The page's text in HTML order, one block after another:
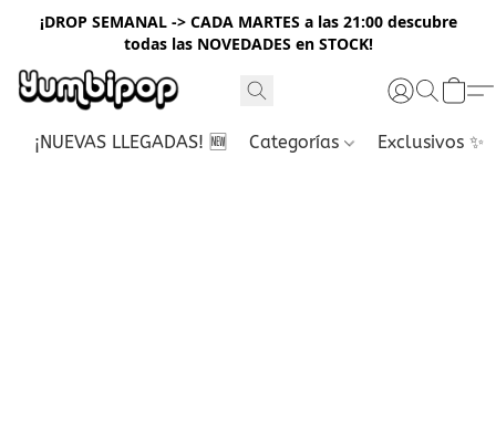
¡DROP SEMANAL -> CADA MARTES a las 21:00 descubre
todas las NOVEDADES en STOCK!
¡NUEVAS LLEGADAS! 🆕 Categorías Exclusivos ✨